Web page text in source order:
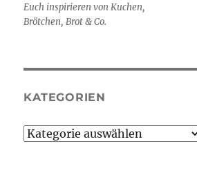
Euch inspirieren von Kuchen,
Brötchen, Brot & Co.
KATEGORIEN
Kategorien